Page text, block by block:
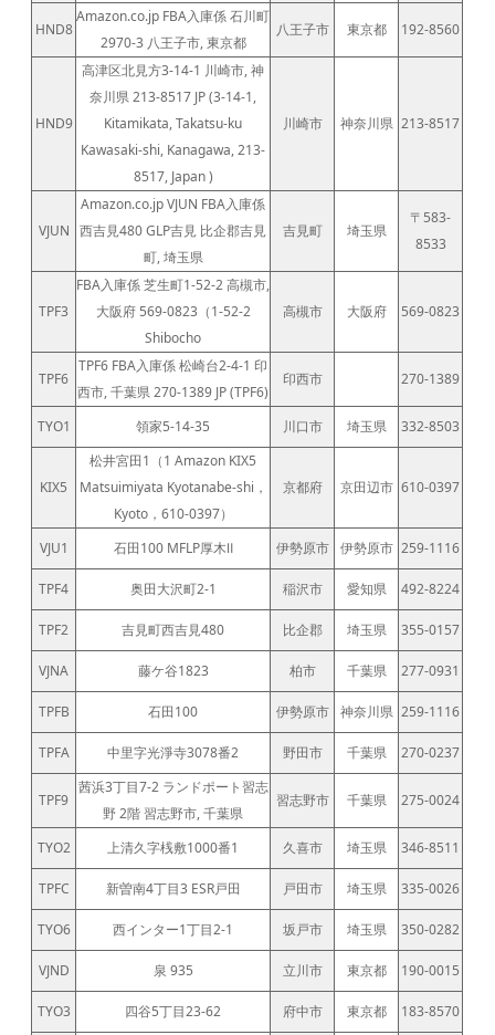
HND8
Amazon.co.jp FBA入庫係 石川町
2970-3 八王子市, 東京都
八王子市 東京都 192-8560
HND9
高津区北見方3-14-1 川崎市, 神
奈川県 213-8517 JP (3-14-1,
Kitamikata, Takatsu-ku
Kawasaki-shi, Kanagawa, 213-
8517, Japan )
川崎市 神奈川県 213-8517
VJUN
Amazon.co.jp VJUN FBA入庫係
西吉見480 GLP吉見 比企郡吉見
町, 埼玉県
吉見町 埼玉県
〒583-
8533
TPF3
FBA入庫係 芝生町1-52-2 高槻市,
大阪府 569-0823（1-52-2
Shibocho
高槻市 大阪府 569-0823
TPF6
TPF6 FBA入庫係 松崎台2-4-1 印
西市, 千葉県 270-1389 JP (TPF6)
印西市 270-1389
TYO1 領家5-14-35 川口市 埼玉県 332-8503
KIX5
松井宮田1（1 Amazon KIX5
Matsuimiyata Kyotanabe-shi，
Kyoto，610-0397）
京都府 京田辺市 610-0397
VJU1 石田100 MFLP厚木Ⅱ 伊勢原市 伊勢原市 259-1116
TPF4 奥田大沢町2-1 稲沢市 愛知県 492-8224
TPF2 吉見町西吉見480 比企郡 埼玉県 355-0157
VJNA 藤ケ谷1823 柏市 千葉県 277-0931
TPFB 石田100 伊勢原市 神奈川県 259-1116
TPFA 中里字光淨寺3078番2 野田市 千葉県 270-0237
TPF9
茜浜3丁目7-2 ランドポート習志
野 2階 習志野市, 千葉県
習志野市 千葉県 275-0024
TYO2 上清久字桟敷1000番1 久喜市 埼玉県 346-8511
TPFC 新曽南4丁目3 ESR戸田 戸田市 埼玉県 335-0026
TYO6 西インター1丁目2-1 坂戸市 埼玉県 350-0282
VJND 泉 935 立川市 東京都 190-0015
TYO3 四谷5丁目23-62 府中市 東京都 183-8570